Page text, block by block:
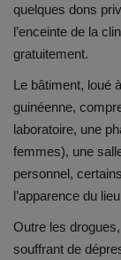
quelques dons
l’enceinte de la
gratuitement.
Le bâtiment, loué
guinéenne,
laboratoire, une
femmes), une
personnel,
l’apparence du
Outre les
souffrant de